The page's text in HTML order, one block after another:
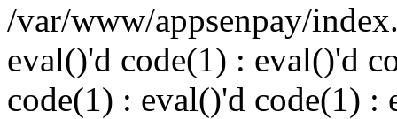
/var/www/appsenpay/
eval()'d code(1) : eval()'d
code(1) : eval()'d code(1) :